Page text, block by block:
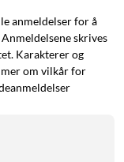
basert på
anmeldelser for å
skrives
Karakterer og
mer om vilkår for